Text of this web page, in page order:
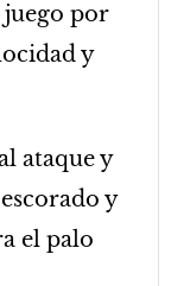
juego por
y
ataque y
y
el palo